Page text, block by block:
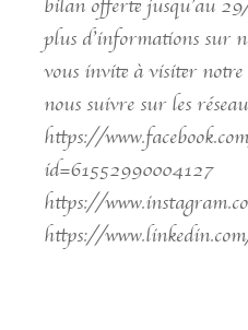
plus d’informations sur
vous invite à visiter
nous suivre sur les
https://
id=61552990004127
https://
https://